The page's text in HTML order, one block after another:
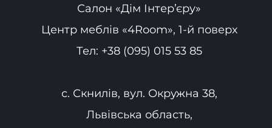
Салон «Дім Інтер’єру»
Центр меблів «4Room», 1-й поверх
Тел: +38 (095) 015 53 85
с. Скнилів, вул. Окружна 38,
Львівська область,